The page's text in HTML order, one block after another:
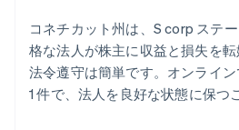
コネチカット州は、S corp ステ
格な法人が株主に収益と損失を
法令遵守は簡単です。オンライ
1 件で、法人を良好な状態に保つ